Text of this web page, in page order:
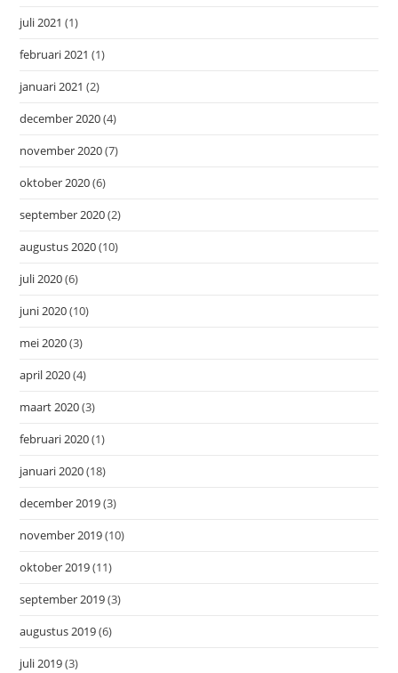
juli 2021 (1)
februari 2021 (1)
januari 2021 (2)
december 2020(4)
november 2020(7)
oktober 2020(6)
september 2020(2)
augustus 2020(10)
juli 2020(6)
juni 2020(10)
mei 2020(3)
april 2020(4)
maart 2020(3)
februari 2020(1)
januari 2020(18)
december 2019(3)
november 2019(10)
oktober 2019(11)
september 2019(3)
augustus 2019(6)
juli 2019(3)